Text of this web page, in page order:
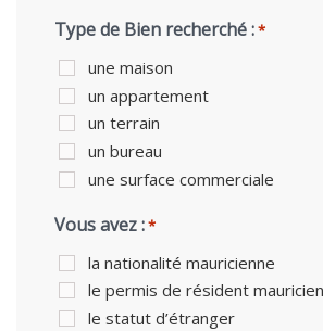
Type de Bien recherché :*
une maison
un appartement
un terrain
un bureau
une surface commerciale
Vous avez :*
la nationalité mauricienne
le permis de résident mauricien
le statut d’étranger